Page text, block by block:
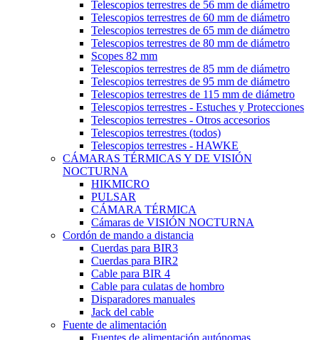
Telescopios terrestres de 56 mm de diámetro
Telescopios terrestres de 60 mm de diámetro
Telescopios terrestres de 65 mm de diámetro
Telescopios terrestres de 80 mm de diámetro
Scopes 82 mm
Telescopios terrestres de 85 mm de diámetro
Telescopios terrestres de 95 mm de diámetro
Telescopios terrestres de 115 mm de diámetro
Telescopios terrestres - Estuches y Protecciones
Telescopios terrestres - Otros accesorios
Telescopios terrestres (todos)
Telescopios terrestres - HAWKE
CÁMARAS TÉRMICAS Y DE VISIÓN
NOCTURNA
HIKMICRO
PULSAR
CÁMARA TÉRMICA
Cámaras de VISIÓN NOCTURNA
Cordón de mando a distancia
Cuerdas para BIR3
Cuerdas para BIR2
Cable para BIR 4
Cable para culatas de hombro
Disparadores manuales
Jack del cable
Fuente de alimentación
Fuentes de alimentación autónomas